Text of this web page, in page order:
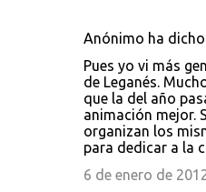
Anónimo ha
Pues yo vi más
de Leganés.
que la del año
animación mejor.
organizan los
para dedicar a la
6 de enero de